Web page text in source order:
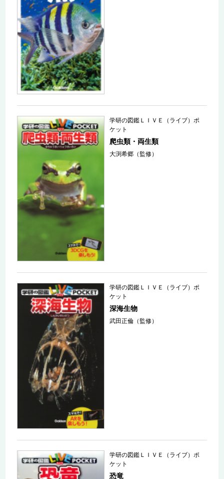
学研の図鑑ＬＩＶＥ（ライブ）ポ
ケット
爬虫類・両生類
大渕希郷（監修）
学研の図鑑ＬＩＶＥ（ライブ）ポ
ケット
深海生物
武田正倫（監修）
学研の図鑑ＬＩＶＥ（ライブ）ポ
ケット
恐竜